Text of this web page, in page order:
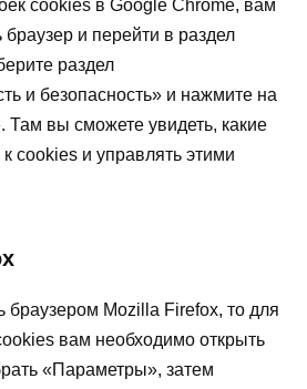
cookies в Google Chrome, вам
и перейти в раздел
раздел
и безопасность» и нажмите на
Там вы сможете увидеть, какие
cookies и управлять этими
браузером Mozilla Firefox, то для
вам необходимо открыть
«Параметры», затем